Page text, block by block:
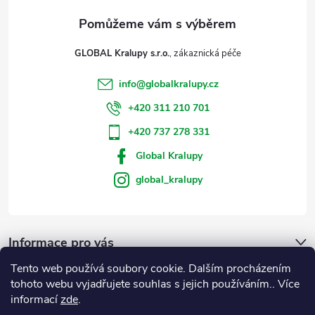
Tento web používá soubory cookie. Dalším procházením
tohoto webu vyjadřujete souhlas s jejich používáním.. Více
informacízde.
Informace pro vás
GLOBAL Kralupy s.r.o.
info@globalkralupy.cz
+420 311 210 701
+420 737 278 331
Global Kralupy
global_kralupy
Přijímáme online platby